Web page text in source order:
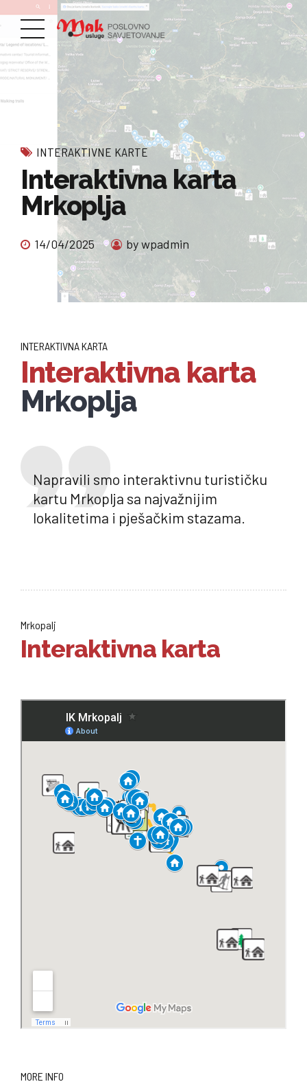
INTERAKTIVNE KARTE
Interaktivna karta
Mrkoplja
14/04/2025 by wpadmin
INTERAKTIVNA KARTA
Interaktivna karta
Mrkoplja
Napravili smo interaktivnu turističku
kartu Mrkoplja sa najvažnijim
lokalitetima i pješačkim stazama.
Mrkopalj
Interaktivna karta
MORE INFO